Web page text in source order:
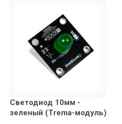
Светодиод 10мм -
зеленый (Trema-модуль)